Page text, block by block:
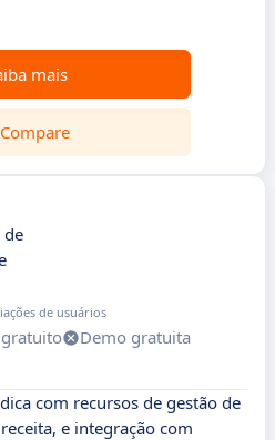
mais
Compare
de
de usuários
gratuito
Demo gratuita
com recursos de gestão de
e integração com